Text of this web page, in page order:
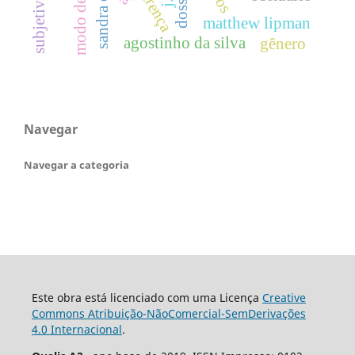
agostinho da silva
matthew lipman
crença
gênero
Navegar
Navegar a categoria
Este obra está licenciado com uma Licença Creative
Commons Atribuição-NãoComercial-SemDerivações
4.0 Internacional.